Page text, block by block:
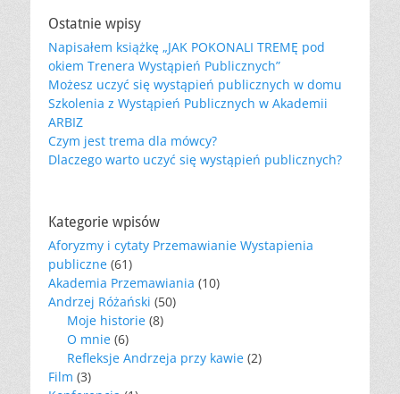
Ostatnie wpisy
Napisałem książkę „JAK POKONALI TREMĘ pod
okiem Trenera Wystąpień Publicznych”
Możesz uczyć się wystąpień publicznych w domu
Szkolenia z Wystąpień Publicznych w Akademii
ARBIZ
Czym jest trema dla mówcy?
Dlaczego warto uczyć się wystąpień publicznych?
Kategorie wpisów
Aforyzmy i cytaty Przemawianie Wystapienia
publiczne (61)
Akademia Przemawiania (10)
Andrzej Różański (50)
Moje historie (8)
O mnie (6)
Refleksje Andrzeja przy kawie (2)
Film (3)